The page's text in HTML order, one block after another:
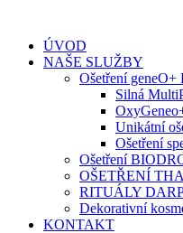
contentÚVOD
NAŠE SLUŽBY
Ošetření
Silná
Unikátní
Ošetření
Ošetření
OŠETŘENÍ
RITUÁLY
Dekorativní
KONTAKT